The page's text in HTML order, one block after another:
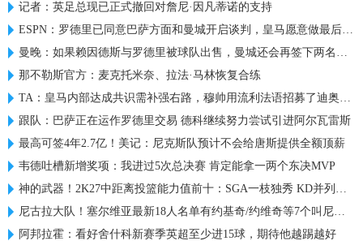
记者：英足总现已正式撤回对詹尼·因凡蒂诺的支持
ESPN：罗德里已同意巴萨方面和曼城开启谈判，皇马愿意做最后尝试
曼晚：如果赖因德斯与罗德里被球队出售，曼城还会再签下两名中场
那不勒斯官方：麦克托米奈、拉法·马林恢复合练
TA：皇马内部达成共识需补强右路，穆帅用流利法语招募了迪奥曼德
跟队：巴萨正在运作罗德里交易 德科继续努力尝试引进阿尔瓦雷斯
最高可签4年2.7亿！美记：尼克斯队预计不会给唐斯提供全额顶薪
韦德吐槽新增奖项：我进过5次总决赛 肯定能拿一两个东决MVP
神的武器！2K27中距离投篮能力值前十：SGA一枝独秀 KD并列第三
尼古拉大队！塞尔维亚最新18人名单有约基奇/约维奇等7个叫尼古拉
阿邦拉霍：看好舍什科新赛季英超至少进15球，期待他越踢越好